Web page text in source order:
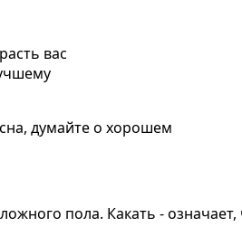
вас
думайте о хорошем
пола. Какать -